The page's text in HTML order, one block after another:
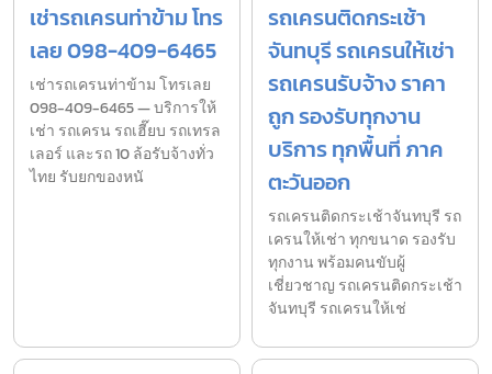
เช่ารถเครนท่าข้าม โทร
เลย 098-409-6465
เช่ารถเครนท่าข้าม โทรเลย
098-409-6465 — บริการให้
เช่า รถเครน รถเฮี๊ยบ รถเทรล
เลอร์ และรถ 10 ล้อรับจ้างทั่ว
ไทย รับยกของหนั
รถเครนติดกระเช้า
จันทบุรี รถเครนให้เช่า
รถเครนรับจ้าง ราคา
ถูก รองรับทุกงาน
บริการ ทุกพื้นที่ ภาค
ตะวันออก
รถเครนติดกระเช้าจันทบุรี รถ
เครนให้เช่า ทุกขนาด รองรับ
ทุกงาน พร้อมคนขับผู้
เชี่ยวชาญ รถเครนติดกระเช้า
จันทบุรี รถเครนให้เช่